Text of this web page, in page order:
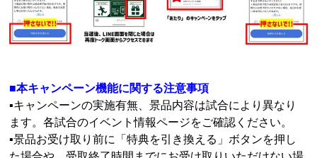
■本キャンペーン機能に関する注意事項
▪キャンペーンの実施有無、景品内容は試合により異なり
ます。各試合のイベント情報ページをご確認ください。
▪景品お受け取り前に「特典を引き換える」ボタンを押し